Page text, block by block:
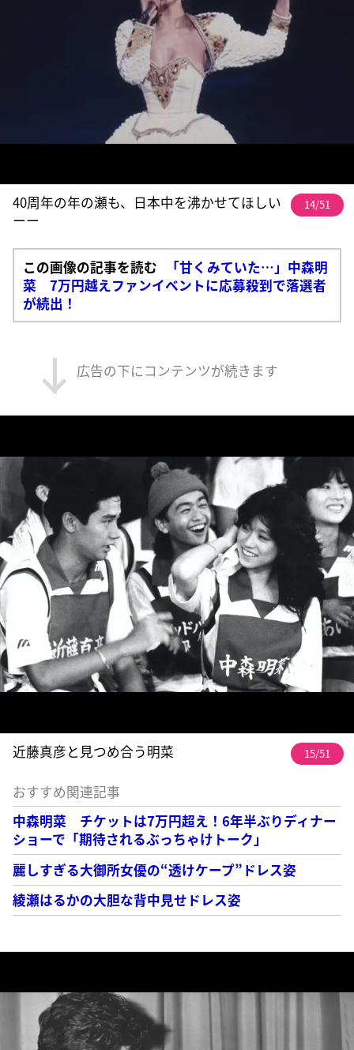
40周年の年の瀬も、日本中を沸かせてほしい
ーー
14/51
この画像の記事を読む
「甘くみていた…」中森明
菜 7万円越えファンイベントに応募殺到で落選者
が続出！
広告の下にコンテンツが続きます
近藤真彦と見つめ合う明菜 15/51
おすすめ関連記事
中森明菜 チケットは7万円超え！6年半ぶりディナー
ショーで「期待されるぶっちゃけトーク」
麗しすぎる大御所女優の“透けケープ”ドレス姿
綾瀬はるかの大胆な背中見せドレス姿